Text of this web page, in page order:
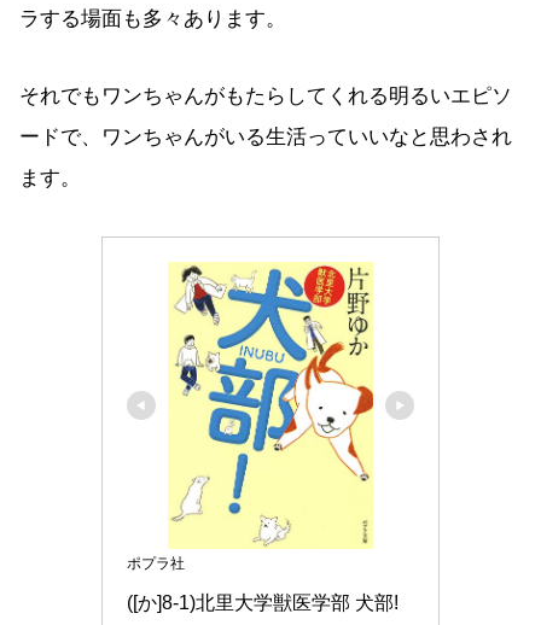
ラする場面も多々あります。
それでもワンちゃんがもたらしてくれる明るいエピソ
ードで、ワンちゃんがいる生活っていいなと思わされ
ます。
ポプラ社
([か]8-1)北里大学獣医学部 犬部!